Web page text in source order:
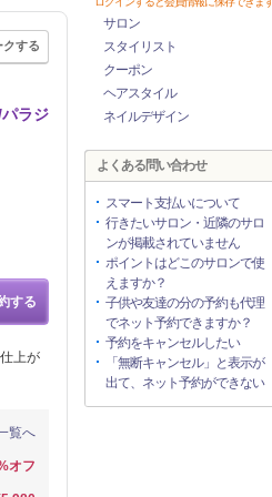
する
ラジ
する
上が
覧へ
オフ
サロン
スタイリスト
クーポン
ヘアスタイル
ネイルデザイン
よくある問い合わせ
スマート支払いについて
行きたいサロン・近隣のサロ
ンが掲載されていません
ポイントはどこのサロンで使
えますか？
子供や友達の分の予約も代理
でネット予約できますか？
予約をキャンセルしたい
「無断キャンセル」と表示が
出て、ネット予約ができない